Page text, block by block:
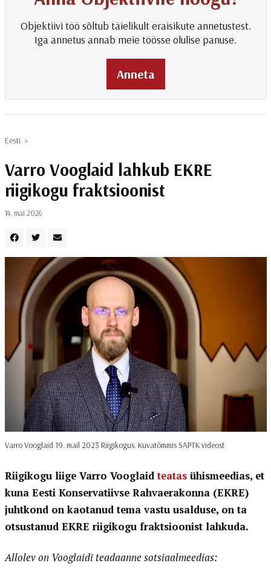
Objektiivi töö sõltub täielikult eraisikute annetustest.
Iga annetus annab meie töösse olulise panuse.
Anneta
Eesti »
Varro Vooglaid lahkub EKRE
riigikogu fraktsioonist
14. mai 2026
Varro Vooglaid 19. mail 2023 Riigikogus. Kuvatõmmis SAPTK videost
Riigikogu liige Varro Vooglaidteatasühismeedias, et
kuna Eesti Konservatiivse Rahvaerakonna (EKRE)
juhtkond on kaotanud tema vastu usalduse, on ta
otsustanud EKRE riigikogu fraktsioonist lahkuda.
Allolev on Vooglaidi teadaanne sotsiaalmeedias: